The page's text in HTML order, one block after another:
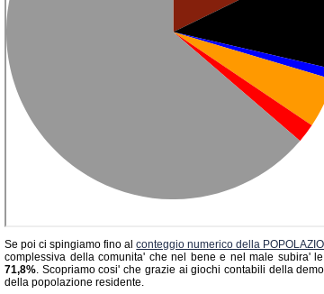
Se poi ci spingiamo fino alconteggio numerico della
complessiva della comunita' che nel bene e nel male subira'
71,8%. Scopriamo cosi' che grazie ai giochi contabili della
della popolazione residente.